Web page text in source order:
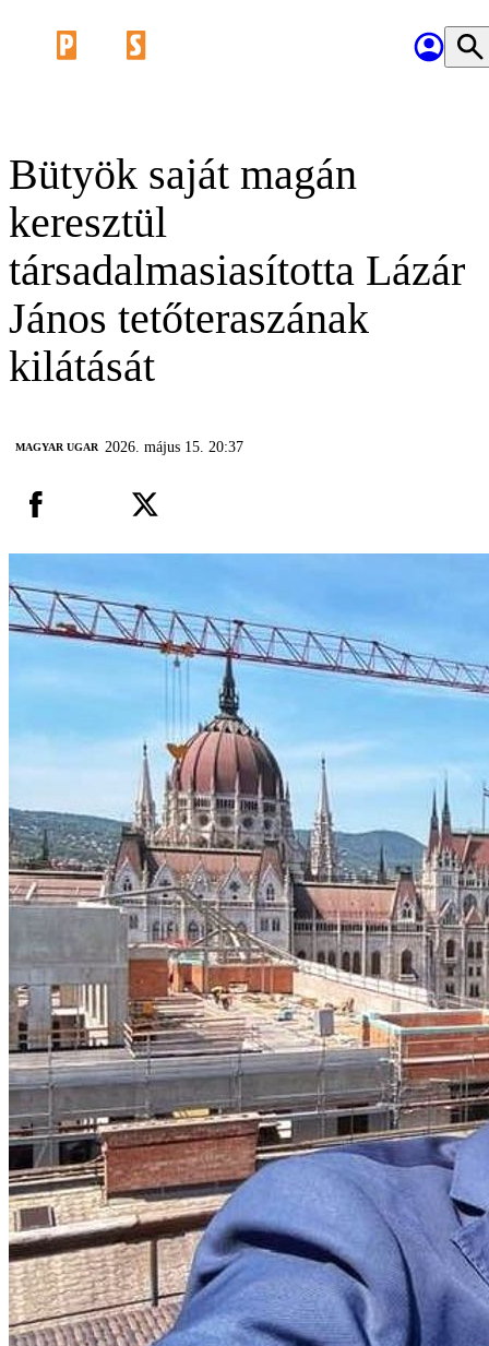
Bütyök saját magán
keresztül
társadalmasiasította Lázár
János tetőteraszának
kilátását
MAGYAR UGAR 2026. május 15. 20:37